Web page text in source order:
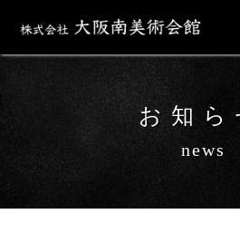
お知ら
news